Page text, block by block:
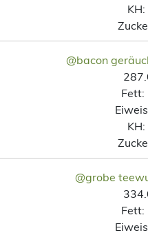
KH:
@bacon
Fett:
KH:
@grobe
Fett: